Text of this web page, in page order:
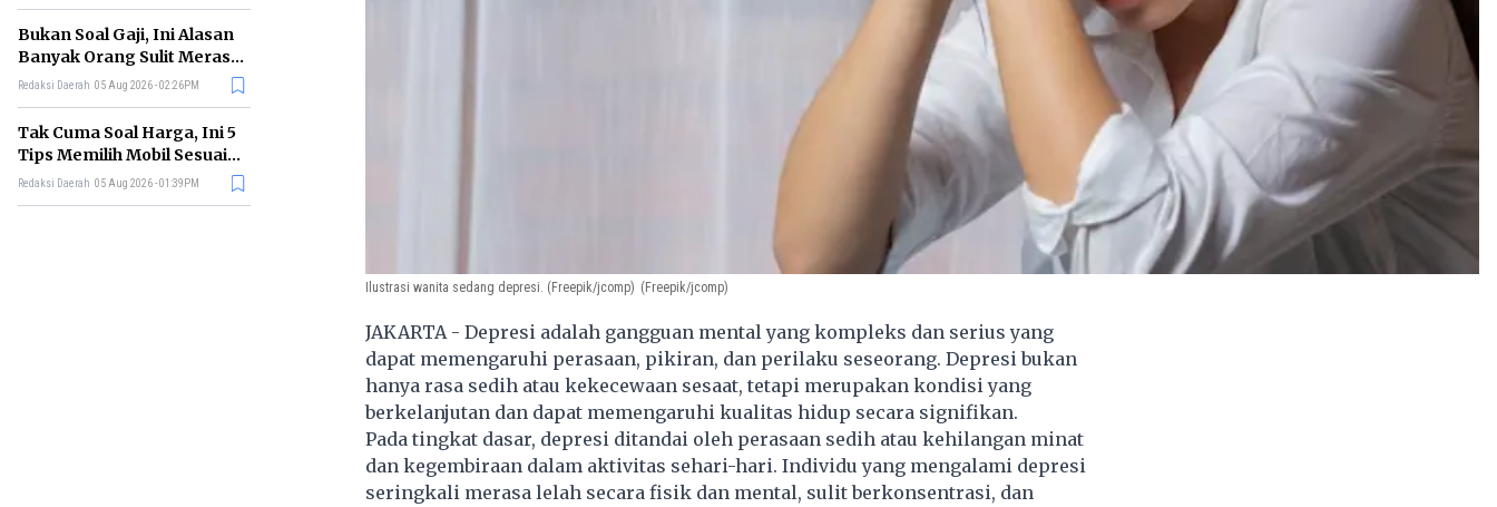
Bukan Soal Gaji, Ini Alasan
Banyak Orang Sulit Merasa
Cukup
Redaksi Daerah 05 Aug 2026 - 02:26PM
Tak Cuma Soal Harga, Ini 5
Tips Memilih Mobil Sesuai
Kebutuhan
Redaksi Daerah 05 Aug 2026 - 01:39PM
Ilustrasi wanita sedang depresi. (Freepik/jcomp) (Freepik/jcomp)
JAKARTA - Depresi adalah gangguan mental yang kompleks dan serius yang
dapat memengaruhi perasaan, pikiran, dan perilaku seseorang. Depresi bukan
hanya rasa sedih atau kekecewaan sesaat, tetapi merupakan kondisi yang
berkelanjutan dan dapat memengaruhi kualitas hidup secara signifikan.
Pada tingkat dasar, depresi ditandai oleh perasaan sedih atau kehilangan minat
dan kegembiraan dalam aktivitas sehari-hari. Individu yang mengalami depresi
seringkali merasa lelah secara fisik dan mental, sulit berkonsentrasi, dan